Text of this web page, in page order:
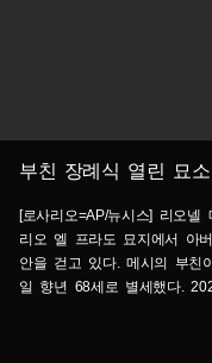
부친 장례식 열린 묘
[로사리오=AP/뉴시스] 리오
리오 엘 프라도 묘지에서 아
안을 걷고 있다. 메시의 부친
일 향년 68세로 별세했다.